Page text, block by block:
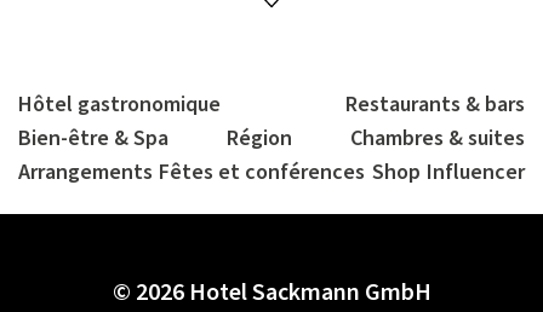
Hôtel gastronomique
Restaurants & bars
Bien-être & Spa
Région
Chambres & suites
Arrangements Fêtes et conférences Shop Influencer
© 2026 Hotel Sackmann GmbH